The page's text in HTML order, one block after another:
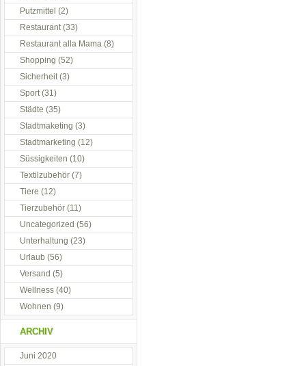
Putzmittel (2)
Restaurant(33)
Restaurant alla Mama (8)
Shopping (52)
Sicherheit(3)
Sport(31)
Städte (35)
Stadtmaketing (3)
Stadtmarketing (12)
Süssigkeiten (10)
Textilzubehör (7)
Tiere (12)
Tierzubehör (11)
Uncategorized (56)
Unterhaltung (23)
Urlaub (56)
Versand (5)
Wellness (40)
Wohnen (9)
ARCHIV
Juni 2020